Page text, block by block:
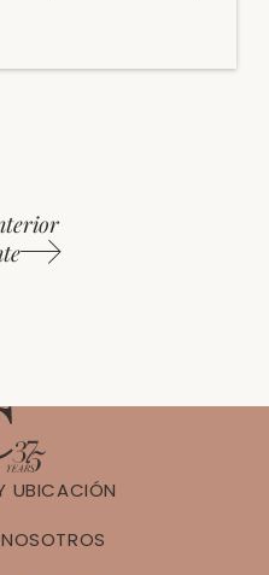
UBICACIÓN